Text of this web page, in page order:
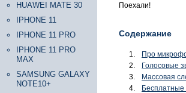
HUAWEI MATE 30
IPHONE 11
IPHONE 11 PRO
IPHONE 11 PRO
MAX
SAMSUNG GALAXY
NOTE10+
Поехали!
Содержание
Про
Голосовые
Массовая
Бесплатные